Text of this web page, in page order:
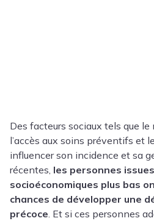
Des facteurs sociaux tels que le
l’accès aux soins préventifs et
influencer son incidence et sa
récentes, les personnes
socioéconomiques plus bas
chances de développer une
précoce . Et si ces personnes